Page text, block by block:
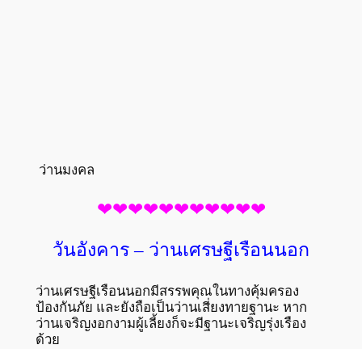
ว่านมงคล
❤❤❤❤❤❤❤❤❤❤❤
วันอังคาร – ว่านเศรษฐีเรือนนอก
ว่านเศรษฐีเรือนนอกมีสรรพคุณในทางคุ้มครอง
ป้องกันภัย และยังถือเป็นว่านเสี่ยงทายฐานะ หาก
ว่านเจริญงอกงามผู้เลี้ยงก็จะมีฐานะเจริญรุ่งเรือง
ด้วย